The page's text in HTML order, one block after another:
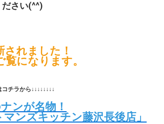
さい(^^)
されました！
になります。
チラから↓↓↓↓↓↓↓↓
ンが名物！
ンズキッチン藤沢長後店」